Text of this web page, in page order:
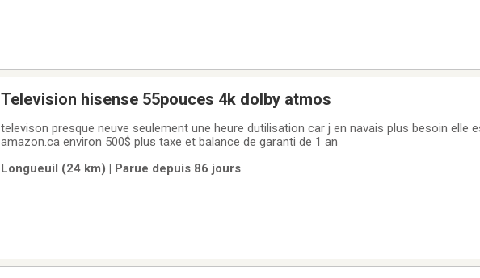
Television hisense 55pouces 4k dolby atmos
televison presque neuve seulement une heure dutilisation car j en navais plus besoin elle
amazon.ca environ 500$ plus taxe et balance de garanti de 1 an
Longueuil (24 km) | Parue depuis 86 jours